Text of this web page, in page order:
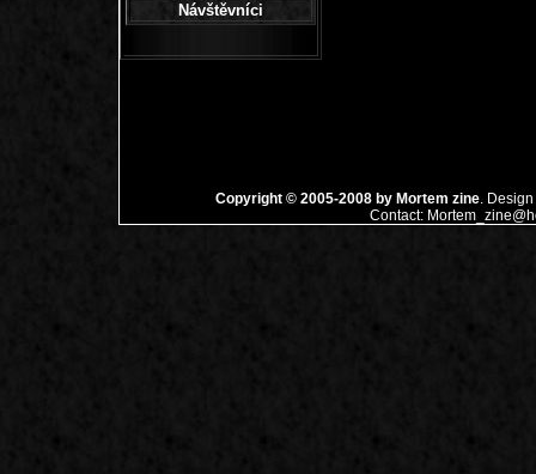
Návštěvníci
Copyright © 2005-2008 by Mortem zine.
Contact: